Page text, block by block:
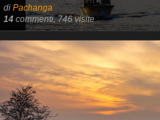
di Pachanga
14commenti, 746 visite